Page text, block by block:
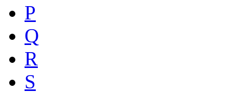
P
Q
R
S